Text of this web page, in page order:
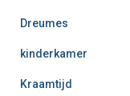
Dreumes
kinderkamer
Kraamtijd